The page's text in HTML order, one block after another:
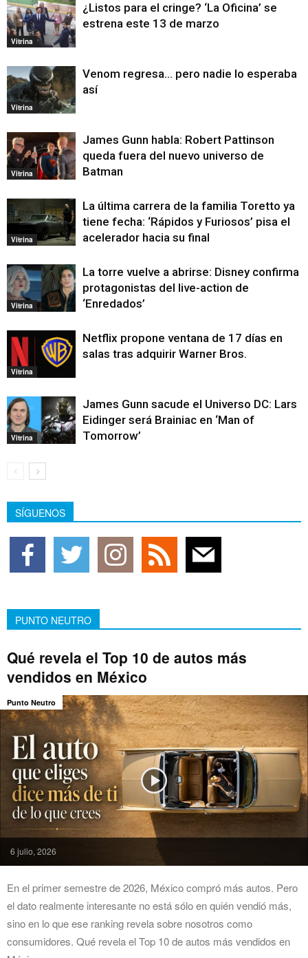
Vitrina
¿Listos para el cringe? ‘La Oficina’ se
estrena este 13 de marzo
Vitrina
Venom regresa… pero nadie lo esperaba
así
Vitrina
James Gunn habla: Robert Pattinson
queda fuera del nuevo universo de
Batman
Vitrina
La última carrera de la familia Toretto ya
tiene fecha: ‘Rápidos y Furiosos’ pisa el
acelerador hacia su final
Vitrina
La torre vuelve a abrirse: Disney confirma
protagonistas del live-action de
‘Enredados’
Vitrina
Netflix propone ventana de 17 días en
salas tras adquirir Warner Bros.
Vitrina
James Gunn sacude el Universo DC: Lars
Eidinger será Brainiac en ‘Man of
Tomorrow’
SÍGUENOS
PUNTO NEUTRO
Qué revela el Top 10 de autos más
vendidos en México
6 julio, 2026
Punto Neutro
En el primer semestre de 2026, México compró más autos. Pero
el dato realmente interesante no está sólo en quién vendió más,
sino en lo que ese ranking revela sobre nosotros como
consumidores. Qué revela el Top 10 de autos más vendidos en